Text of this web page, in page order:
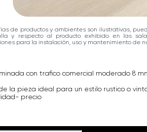
de productos y ambientes son ilustrativas,
y respecto al producto exhibido en las
para la instalación, uso y mantenimiento de
con trafico comercial moderado 8
la pieza ideal para un estilo rustico o
precio